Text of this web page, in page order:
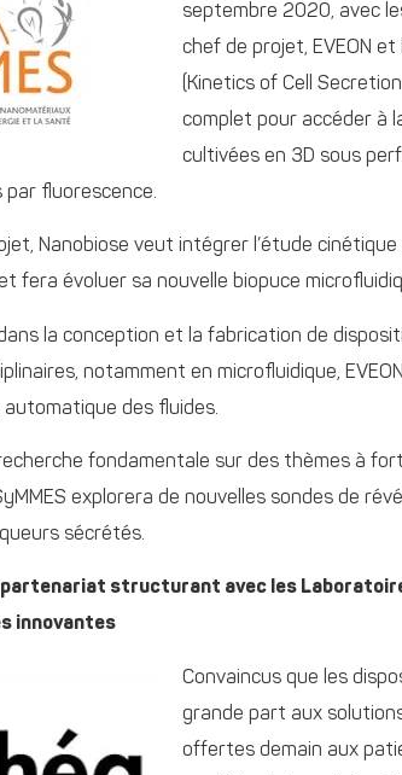
septembre 2020, avec
chef de projet, EVEON et
(Kinetics of Cell
complet pour accéder à
cultivées en 3D sous
fluorescence.
Nanobiose veut intégrer l’étude
fera évoluer sa nouvelle biopuce
la conception et la fabrication de
notamment en microfluidique,
des fluides.
fondamentale sur des thèmes à
explorera de nouvelles sondes de
sécrétés.
partenariat structurant avec les
innovantes
Convaincus que les
grande part aux
offertes demain aux